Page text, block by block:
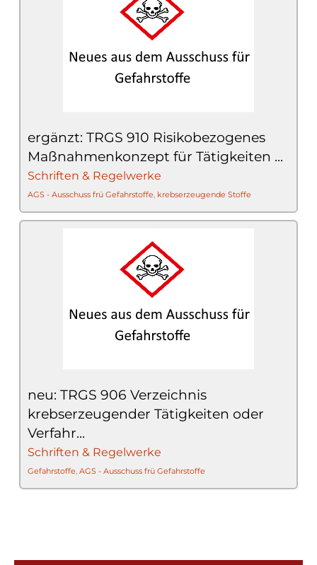
ergänzt: TRGS 910 Risikobezogenes
Maßnahmenkonzept für Tätigkeiten ...
Schriften & Regelwerke
AGS - Ausschuss frü Gefahrstoffe, krebserzeugende Stoffe
neu: TRGS 906 Verzeichnis
krebserzeugender Tätigkeiten oder
Verfahr...
Schriften & Regelwerke
Gefahrstoffe, AGS - Ausschuss frü Gefahrstoffe